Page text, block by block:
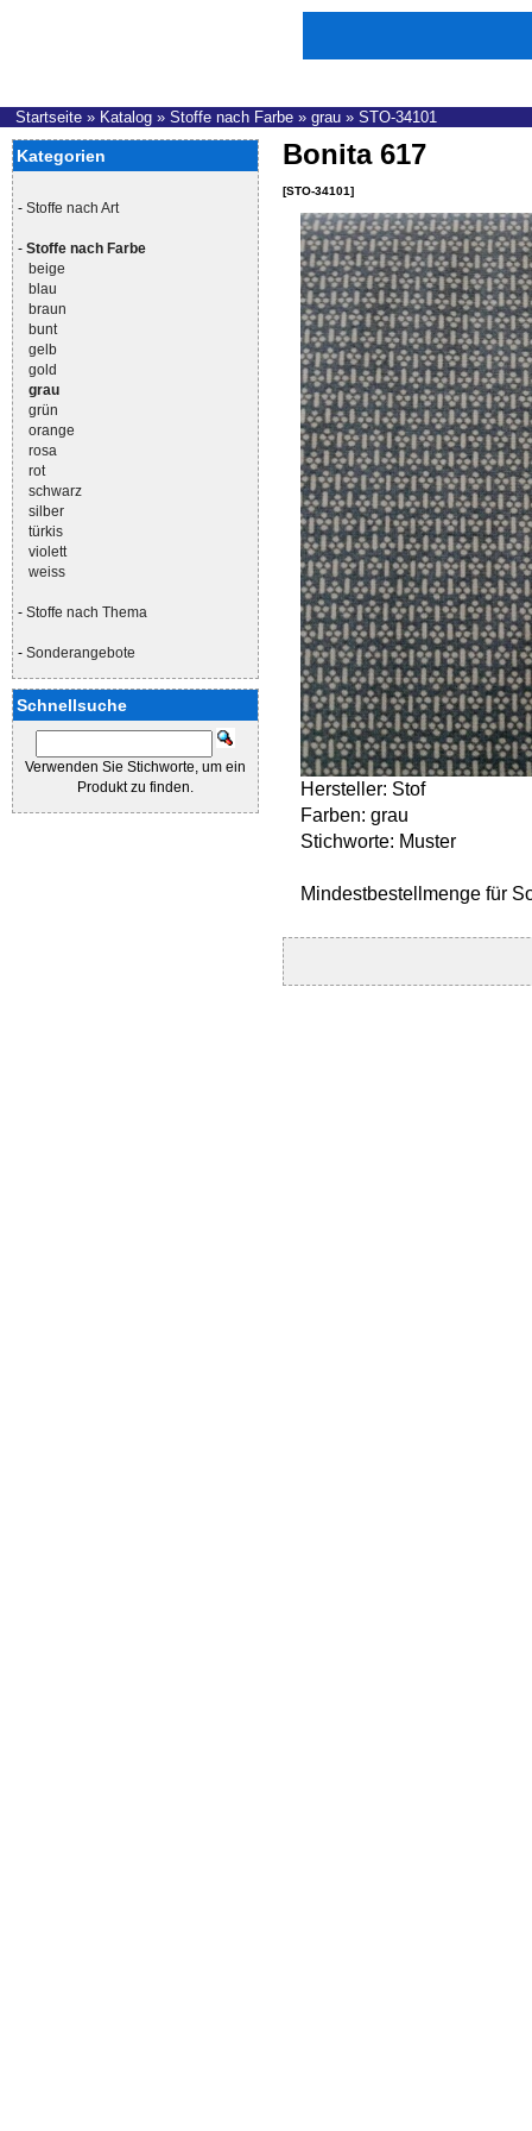
Startseite » Katalog » Stoffe nach Farbe » grau » STO-34101
Kategorien
- Stoffe nach Art
- Stoffe nach Farbe
beige
blau
braun
bunt
gelb
gold
grau
grün
orange
rosa
rot
schwarz
silber
türkis
violett
weiss
- Stoffe nach Thema
- Sonderangebote
Schnellsuche
Verwenden Sie Stichworte, um ein
Produkt zu finden.
Bonita 617
[STO-34101]
Hersteller: Stof
Farben: grau
Stichworte: Muster
Mindestbestellmenge für